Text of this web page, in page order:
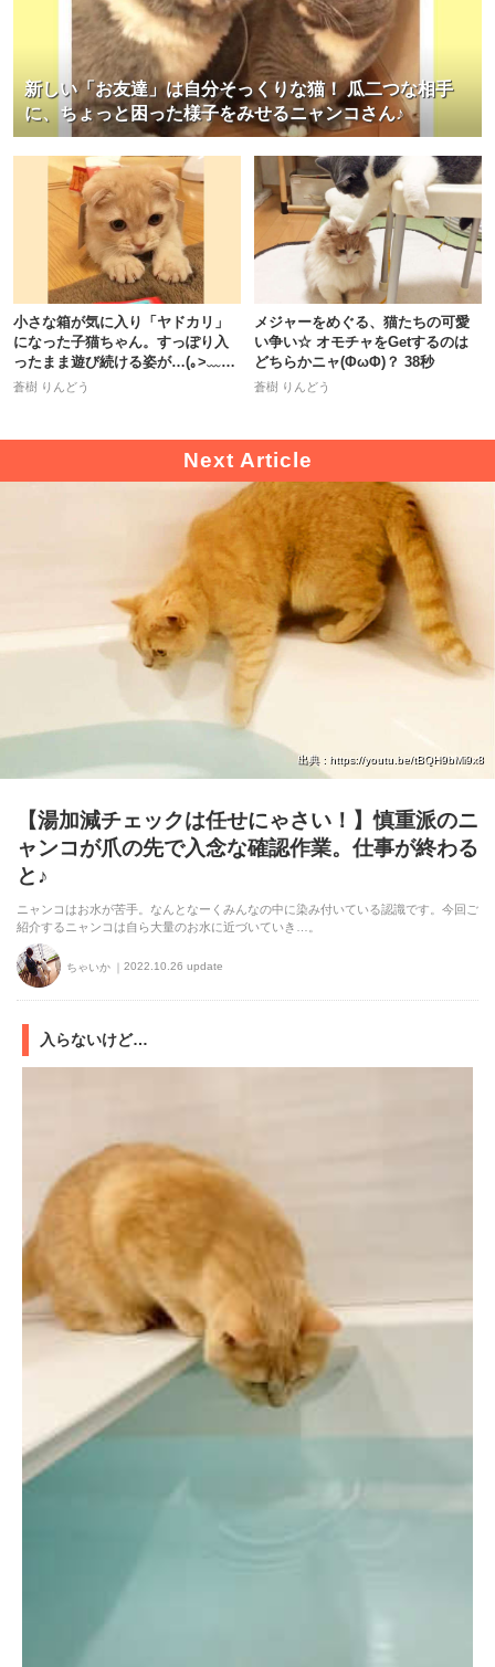
新しい「お友達」は自分そっくりな猫！ 瓜二つな相手
に、ちょっと困った様子をみせるニャンコさん♪
小さな箱が気に入り「ヤドカリ」
になった子猫ちゃん。すっぽり入
ったまま遊び続ける姿が…(｡>﹏
<｡)
蒼樹 りんどう
メジャーをめぐる、猫たちの可愛
い争い☆ オモチャをGetするのは
どちらかニャ(ΦωΦ)？ 38秒
蒼樹 りんどう
出典 : https://youtu.be/tBQH9bMi9x8
【湯加減チェックは任せにゃさい！】慎重派のニ
ャンコが爪の先で入念な確認作業。仕事が終わる
と♪
ニャンコはお水が苦手。なんとなーくみんなの中に染み付いている認識です。今回ご
紹介するニャンコは自ら大量のお水に近づいていき…。
ちゃいか 2022.10.26 update
入らないけど…
閉じる
pecodogs
pecocats
ねこ部をフォロー
PECOアプリをダウンロード済みの方
アプリをダウンロードする